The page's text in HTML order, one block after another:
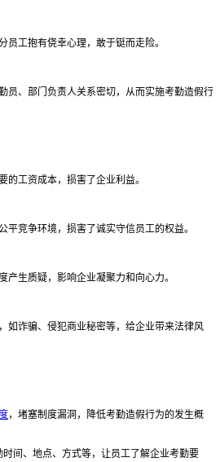
员工抱有侥幸心理，敢于铤而走险。
员、部门负责人关系密切，从而实施考勤造假行
的工资成本，损害了企业利益。
平竞争环境，损害了诚实守信员工的权益。
产生质疑，影响企业凝聚力和向心力。
如诈骗、侵犯商业秘密等，给企业带来法律风
，堵塞制度漏洞，降低考勤造假行为的发生概
间、地点、方式等，让员工了解企业考勤要